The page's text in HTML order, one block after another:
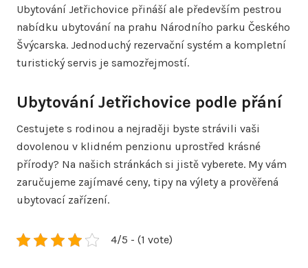
Ubytování Jetřichovice přináší ale především pestrou
nabídku ubytování na prahu Národního parku Českého
Švýcarska. Jednoduchý rezervační systém a kompletní
turistický servis je samozřejmostí.
Ubytování Jetřichovice podle přání
Cestujete s rodinou a nejraději byste strávili vaši
dovolenou v klidném penzionu uprostřed krásné
přírody? Na našich stránkách si jistě vyberete. My vám
zaručujeme zajímavé ceny, tipy na výlety a prověřená
ubytovací zařízení.
4/5 - (1 vote)